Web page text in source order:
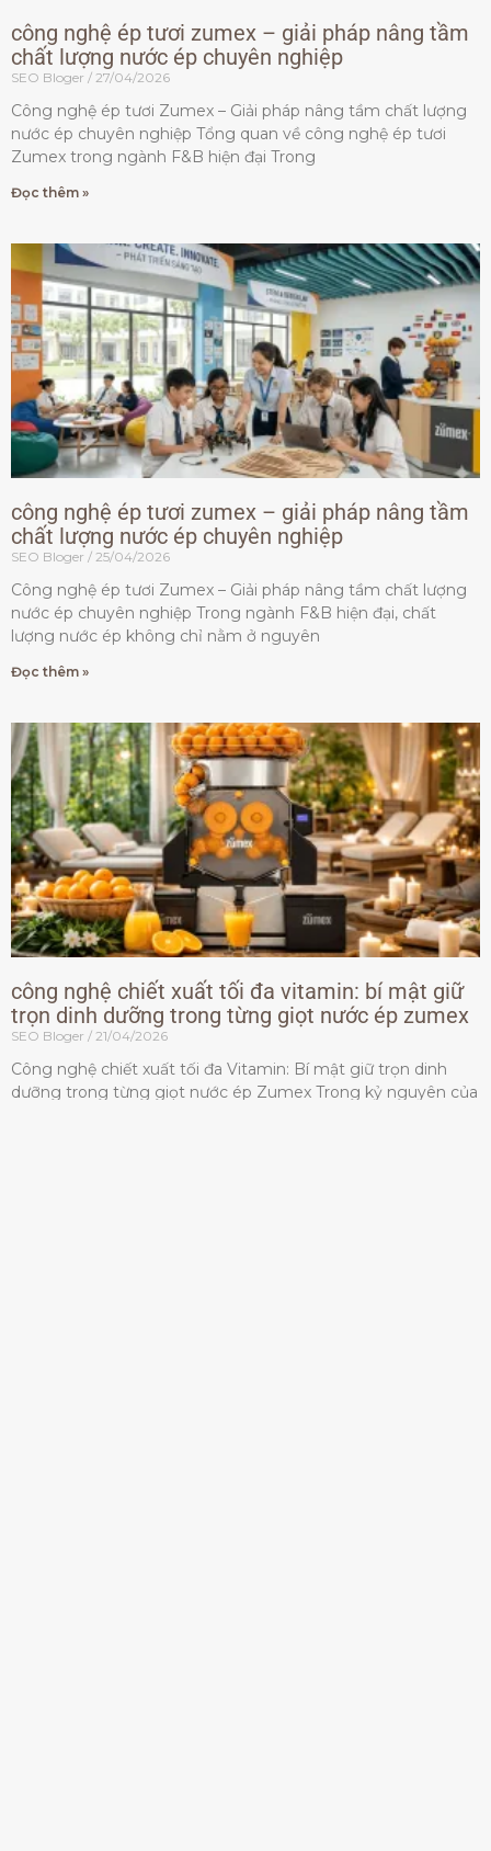
công nghệ ép tươi zumex – giải pháp nâng tầm
chất lượng nước ép chuyên nghiệp
SEO Bloger 27/04/2026
Công nghệ ép tươi Zumex – Giải pháp nâng tầm chất lượng
nước ép chuyên nghiệp Tổng quan về công nghệ ép tươi
Zumex trong ngành F&B hiện đại Trong
Đọc thêm »
công nghệ ép tươi zumex – giải pháp nâng tầm
chất lượng nước ép chuyên nghiệp
SEO Bloger 25/04/2026
Công nghệ ép tươi Zumex – Giải pháp nâng tầm chất lượng
nước ép chuyên nghiệp Trong ngành F&B hiện đại, chất
lượng nước ép không chỉ nằm ở nguyên
Đọc thêm »
công nghệ chiết xuất tối đa vitamin: bí mật giữ
trọn dinh dưỡng trong từng giọt nước ép zumex
SEO Bloger 21/04/2026
Công nghệ chiết xuất tối đa Vitamin: Bí mật giữ trọn dinh
dưỡng trong từng giọt nước ép Zumex Trong kỷ nguyên của